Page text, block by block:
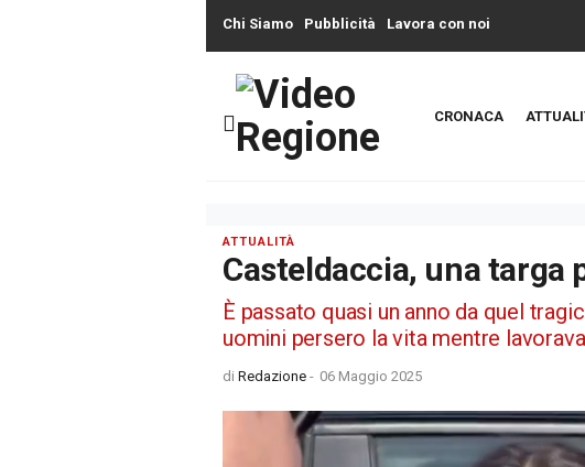
Chi Siamo Pubblicità Lavora con noi
CRONACA
ATTUALITÀ
Casteldaccia, una targa
È passato quasi un anno da quel
uomini persero la vita mentre
di Redazione - 06 Maggio 2025